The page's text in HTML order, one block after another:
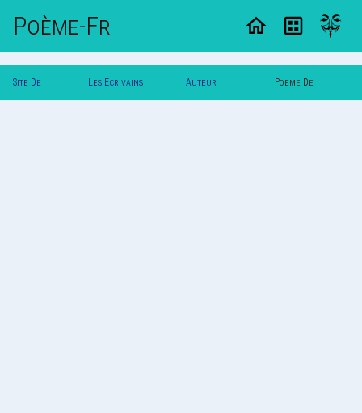
Poème-Fr
Site De Les Ecrivains Auteur Poeme De